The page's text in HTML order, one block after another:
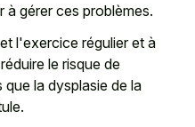
à gérer ces problèmes.
l'exercice régulier et à
le risque de
la dysplasie de la